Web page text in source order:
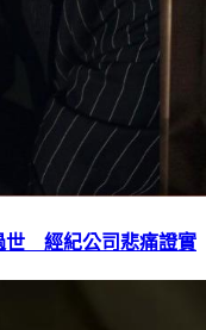
世 經紀公司悲痛證實